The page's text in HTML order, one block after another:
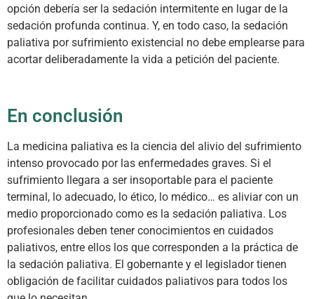
opción debería ser la sedación intermitente en lugar de la
sedación profunda continua. Y, en todo caso, la sedación
paliativa por sufrimiento existencial no debe emplearse para
acortar deliberadamente la vida a petición del paciente.
En conclusión
La medicina paliativa es la ciencia del alivio del sufrimiento
intenso provocado por las enfermedades graves. Si el
sufrimiento llegara a ser insoportable para el paciente
terminal, lo adecuado, lo ético, lo médico… es aliviar con un
medio proporcionado como es la sedación paliativa. Los
profesionales deben tener conocimientos en cuidados
paliativos, entre ellos los que corresponden a la práctica de
la sedación paliativa. El gobernante y el legislador tienen
obligación de facilitar cuidados paliativos para todos los